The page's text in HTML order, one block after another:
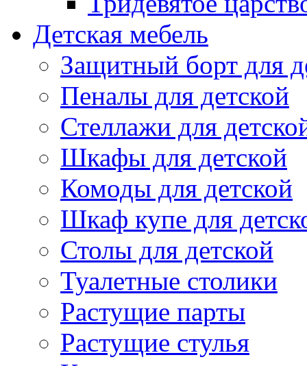
Детская мебель
Защитный борт для
Пеналы для детской
Стеллажи для
Шкафы для детской
Комоды для детской
Шкаф купе для
Столы для детской
Туалетные столики
Растущие парты
Растущие стулья